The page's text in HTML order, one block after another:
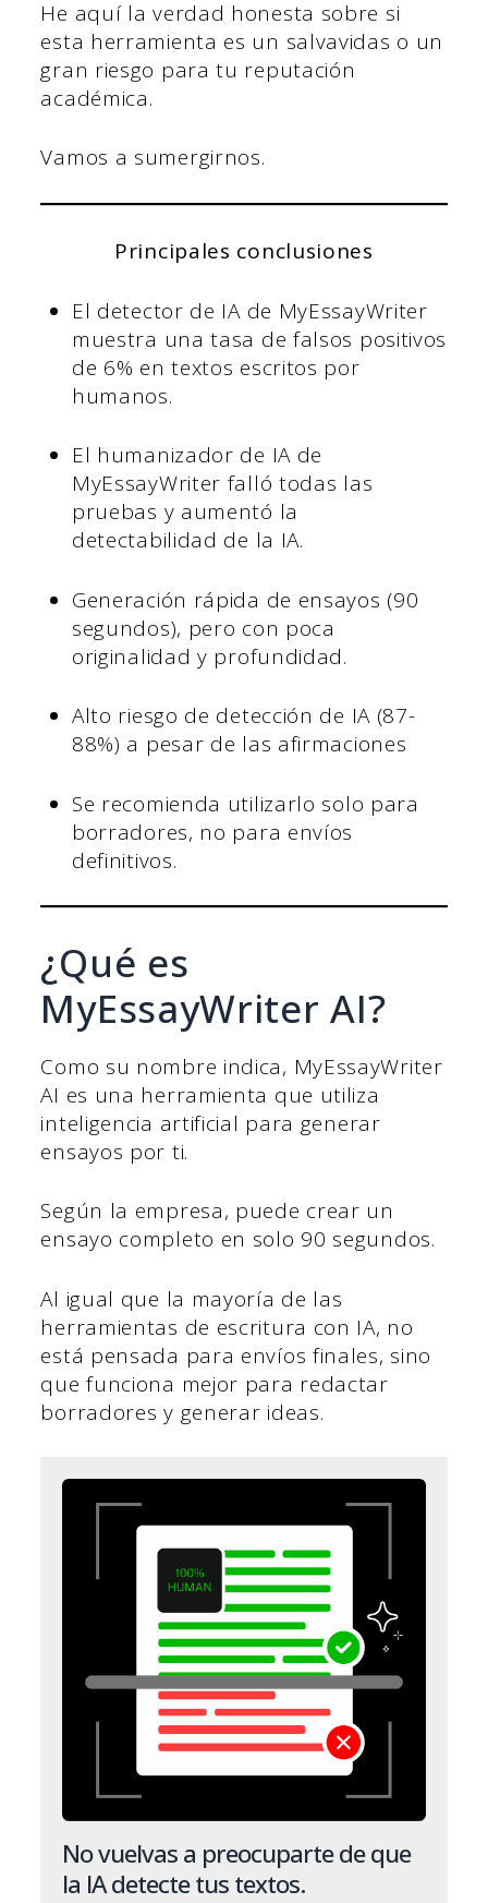
He aquí la verdad honesta sobre si
esta herramienta es un salvavidas o un
gran riesgo para tu reputación
académica.
Vamos a sumergirnos.
Principales conclusiones
El detector de IA de MyEssayWriter
muestra una tasa de falsos positivos
de 6% en textos escritos por
humanos.
El humanizador de IA de
MyEssayWriter falló todas las
pruebas y aumentó la
detectabilidad de la IA.
Generación rápida de ensayos (90
segundos), pero con poca
originalidad y profundidad.
Alto riesgo de detección de IA (87-
88%) a pesar de las afirmaciones
Se recomienda utilizarlo solo para
borradores, no para envíos
definitivos.
¿Qué es
MyEssayWriter AI?
Como su nombre indica, MyEssayWriter
AI es una herramienta que utiliza
inteligencia artificial para generar
ensayos por ti.
Según la empresa, puede crear un
ensayo completo en solo 90 segundos.
Al igual que la mayoría de las
herramientas de escritura con IA, no
está pensada para envíos finales, sino
que funciona mejor para redactar
borradores y generar ideas.
No vuelvas a preocuparte de que
la IA detecte tus textos.